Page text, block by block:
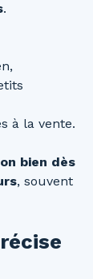
.
à la vente.
bien dès
, souvent